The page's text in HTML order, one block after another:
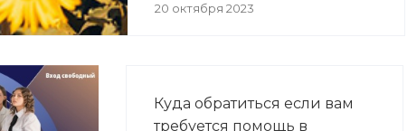
20 октября 2023
Куда обратиться если вам
требуется помощь в